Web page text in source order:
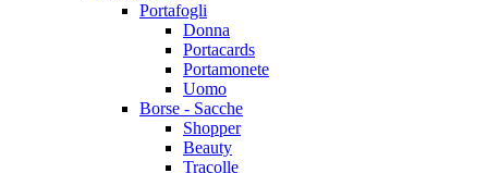
Portafogli
Donna
Portacards
Portamonete
Uomo
Borse - Sacche
Shopper
Beauty
Tracolle